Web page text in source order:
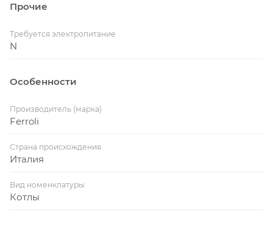
Прочие
Требуется электропитание
N
Особенности
Производитель (марка)
Ferroli
Страна происхождения
Италия
Вид номенклатуры
Котлы